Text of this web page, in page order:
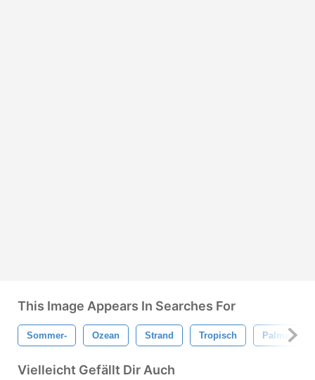
This Image Appears In Searches For
Sommer- Ozean Strand Tropisch Palme
Vielleicht Gefällt Dir Auch